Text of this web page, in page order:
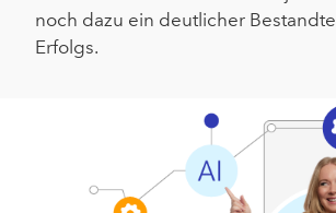
noch dazu ein deutlicher
Erfolgs.